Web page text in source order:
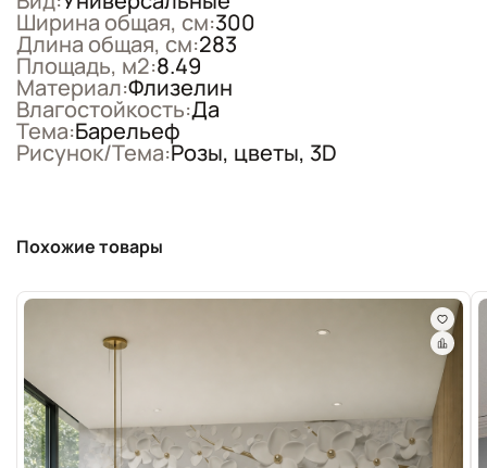
Ширина общая, см:300
Длина общая, см:283
Площадь, м2:8.49
Материал:Флизелин
Влагостойкость:Да
Тема:Барельеф
Рисунок/Тема:Розы, цветы, 3D
Похожие товары